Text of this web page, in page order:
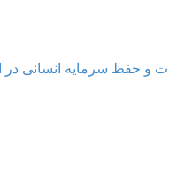
و حفظ سرمایه انسانی در